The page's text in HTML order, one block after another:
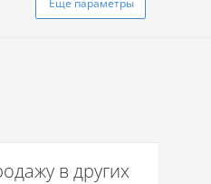
Еще параметры
в других